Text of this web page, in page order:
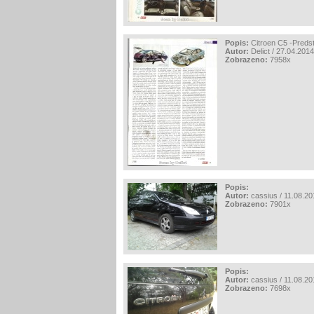
Popis: Citroen C5 -
Autor: Delict /
Zobrazeno: 7958x
Popis:
Autor: cassius /
Zobrazeno: 7901x
Popis:
Autor: cassius /
Zobrazeno: 7698x